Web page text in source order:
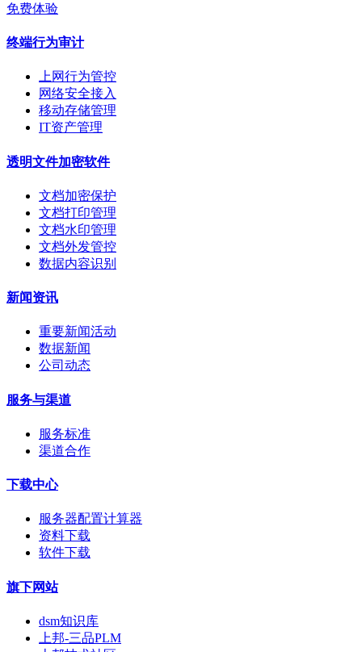
免费体验
终端行为审计
上网行为管控
网络安全接入
移动存储管理
IT资产管理
透明文件加密软件
文档加密保护
文档打印管理
文档水印管理
文档外发管控
数据内容识别
新闻资讯
重要新闻活动
数据新闻
公司动态
服务与渠道
服务标准
渠道合作
下载中心
服务器配置计算器
资料下载
软件下载
旗下网站
dsm知识库
上邦-三品PLM